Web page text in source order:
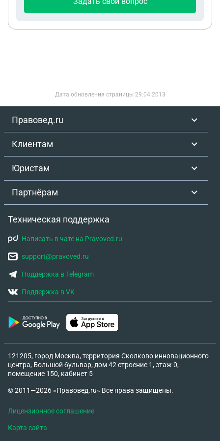
а так же *фио и дата рождение моей матери
государственной измене.
Дата обновления страницы 29.04.2013
Правовед.ru
Клиентам
Юристам
Партнёрам
Техническая поддержка
Написать в чате на Pravoved.ru
support@pravoved.ru
Поддержка в Telegram
Поддержка в VK
121205, город Москва, территория Сколково инновационного
центра, Большой бульвар, дом 42 строение 1, этаж 0,
помещение 150, кабинет 5
© 2011—2026 «Правовед.ru» Все права защищены.
Лицензионное соглашение
Карта сайта